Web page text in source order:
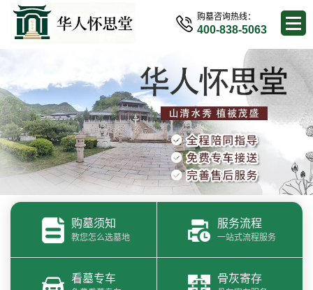
购墓咨询热线：
400-838-5063
购墓须知
教您怎么选墓地
服务流程
一站式流程服务
看墓专车 骨灰寄存